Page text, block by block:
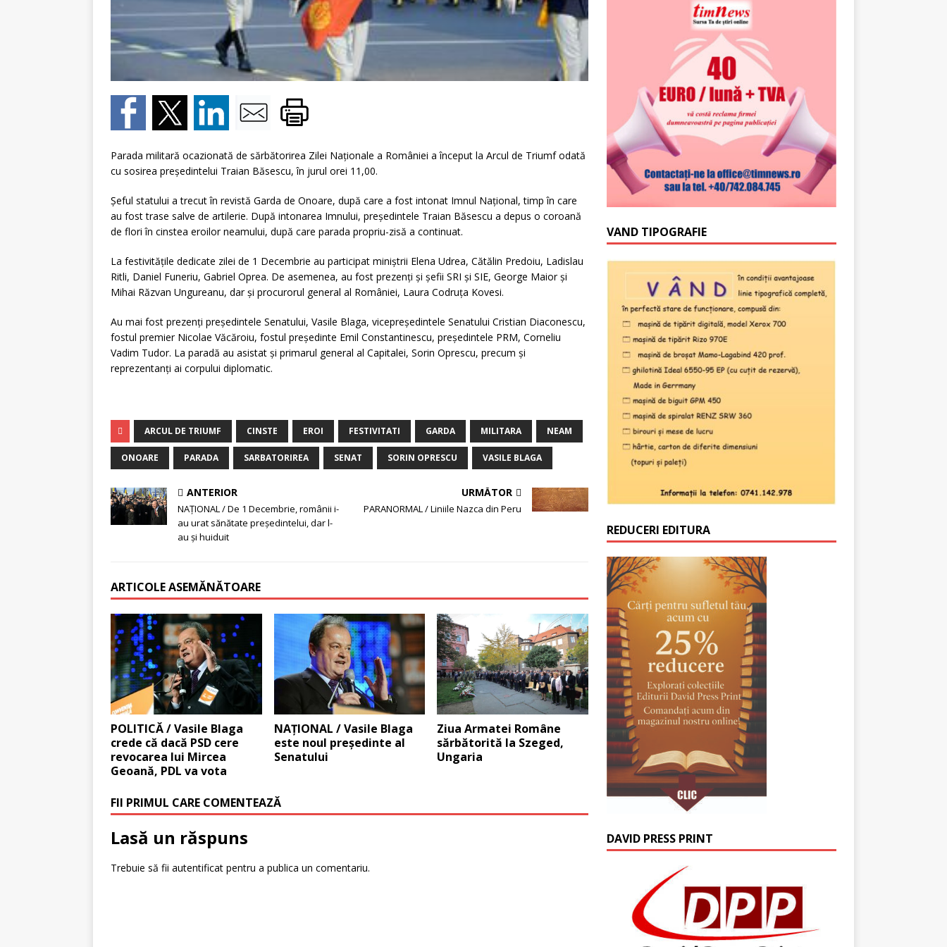
Parada militară ocazionată de sărbătorirea Zilei Naţionale a României a început la Arcul de Triumf odată
cu sosirea preşedintelui Traian Băsescu, în jurul orei 11,00.
Şeful statului a trecut în revistă Garda de Onoare, după care a fost intonat Imnul Naţional, timp în care
au fost trase salve de artilerie. După intonarea Imnului, preşedintele Traian Băsescu a depus o coroană
de flori în cinstea eroilor neamului, după care parada propriu-zisă a continuat.
La festivităţile dedicate zilei de 1 Decembrie au participat miniştrii Elena Udrea, Cătălin Predoiu, Ladislau
Ritli, Daniel Funeriu, Gabriel Oprea. De asemenea, au fost prezenţi şi şefii SRI şi SIE, George Maior şi
Mihai Răzvan Ungureanu, dar şi procurorul general al României, Laura Codruţa Kovesi.
Au mai fost prezenţi preşedintele Senatului, Vasile Blaga, vicepreşedintele Senatului Cristian Diaconescu,
fostul premier Nicolae Văcăroiu, fostul preşedinte Emil Constantinescu, preşedintele PRM, Corneliu
Vadim Tudor. La paradă au asistat şi primarul general al Capitalei, Sorin Oprescu, precum şi
reprezentanţi ai corpului diplomatic.
ARCUL DE TRIUMF CINSTE EROI FESTIVITATI GARDA MILITARA NEAM
ONOARE PARADA SARBATORIREA SENAT SORIN OPRESCU VASILE BLAGA
ANTERIOR
NAŢIONAL / De 1 Decembrie, românii i-
au urat sănătate preşedintelui, dar l-
au şi huiduit
URMĂTOR
PARANORMAL / Liniile Nazca din Peru
ARTICOLE ASEMĂNĂTOARE
POLITICĂ / Vasile Blaga
crede că dacă PSD cere
revocarea lui Mircea
Geoană, PDL va vota
NAŢIONAL / Vasile Blaga
este noul preşedinte al
Senatului
Ziua Armatei Române
sărbătorită la Szeged,
Ungaria
FII PRIMUL CARE COMENTEAZĂ
Lasă un răspuns
Trebuie să fii autentificat pentru a publica un comentariu.
VAND TIPOGRAFIE
REDUCERI EDITURA
DAVID PRESS PRINT